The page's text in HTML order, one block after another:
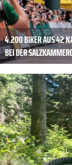
4.200 BIKER AUS 42
BEI DER